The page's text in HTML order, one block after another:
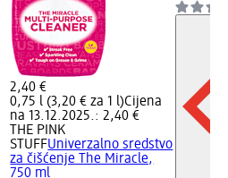
2,40 €
0,75 l (3,20 € za 1 l)Cijena
na 13.12.2025.: 2,40 €
THE PINK
STUFFUniverzalno sredstvo
za čišćenje The Miracle,
750 ml